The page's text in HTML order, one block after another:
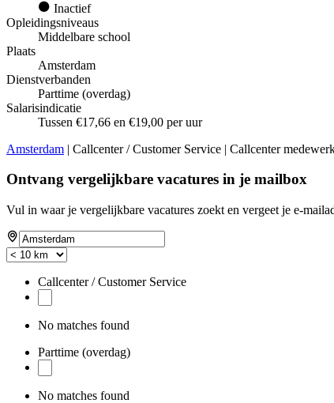
Inactief
Opleidingsniveaus
Middelbare school
Plaats
Amsterdam
Dienstverbanden
Parttime (overdag)
Salarisindicatie
Tussen €17,66 en €19,00 per uur
Amsterdam | Callcenter / Customer Service | Callcenter
Ontvang vergelijkbare vacatures in je mailbox
Vul in waar je vergelijkbare vacatures zoekt en vergeet je e-
Callcenter / Customer Service
No matches found
Parttime (overdag)
No matches found